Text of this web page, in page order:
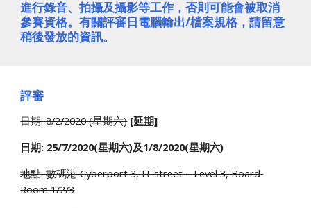
進行錄音、拍攝及攝影等工作，否則可能會被取消
參賽資格。有關評審日電腦輸出/檔案規格，請留意
稍後發放的資訊。
評審
日期: 8/2/2020 (星期六) [延期]
日期: 25/7/2020(星期六)及1/8/2020(星期六)
地點: 數碼港 Cyberport 3, IT street – Level 3, Board
Room 1/2/3